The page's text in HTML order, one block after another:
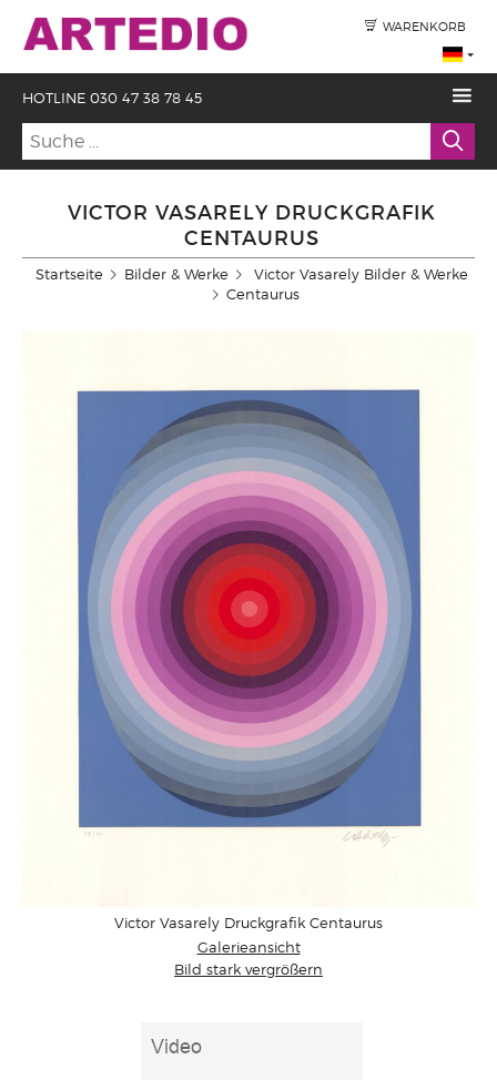
WARENKORB
HOTLINE 030 47 38 78 45
VICTOR VASARELY DRUCKGRAFIK
CENTAURUS
Startseite Bilder & Werke
Victor Vasarely Bilder & Werke
Centaurus
Victor Vasarely Druckgrafik Centaurus
Galerieansicht
Bild stark vergrößern